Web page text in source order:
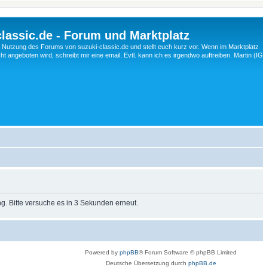
- Forum und Marktplatz
des Forums von suzuki-classic.de und stellt euch kurz vor. Wenn im Marktplatz
angeboten wird, schreibt mir eine email. Evtl. kann ich es irgendwo auftreiben. Martin (IG
Bitte versuche es in 3 Sekunden erneut.
Powered by phpBB® Forum Software © phpBB Limited
Deutsche Übersetzung durch phpBB.de